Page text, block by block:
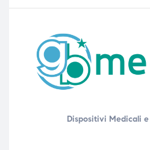
Dispositivi Medicali